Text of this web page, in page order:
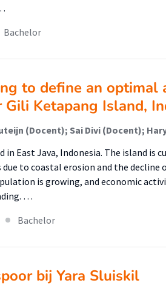
Bachelor
to define an optimal
Ketapang Island,
East Java, Indonesia. The island is
to coastal erosion and the decline
is growing, and economic
…
Bachelor
bij Yara Sluiskil